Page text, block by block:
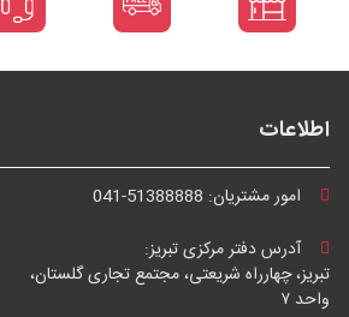
اطلاعات
امور مشتریان: 041-51388888
آدرس دفتر مرکزی تبریز:
تبریز، چهارراه شریعتی، مجتمع تجاری گلستان،
واحد ۷